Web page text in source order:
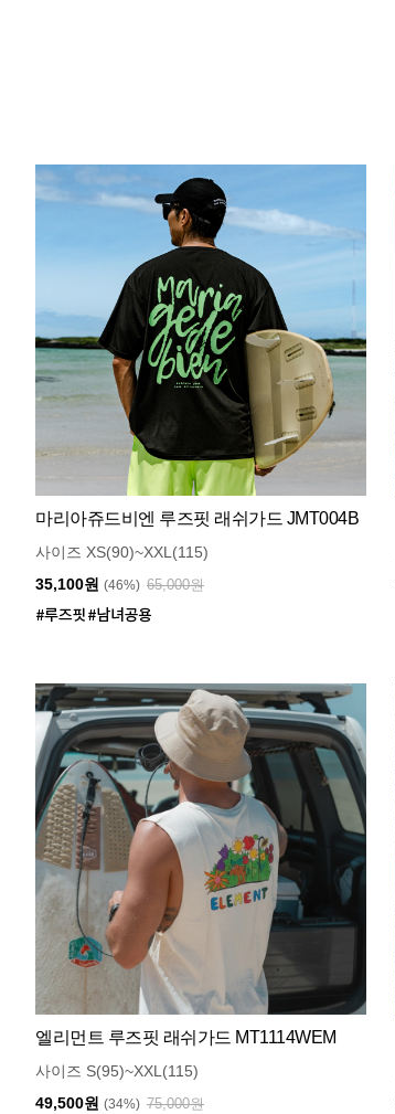
마리아쥬드비엔 루즈핏 래쉬가드 JMT004B
사이즈 XS(90)~XXL(115)
35,100원 (46%) 65,000원
엘리먼트 루즈핏 래쉬가드 MT1114WEM
사이즈 S(95)~XXL(115)
49,500원 (34%) 75,000원